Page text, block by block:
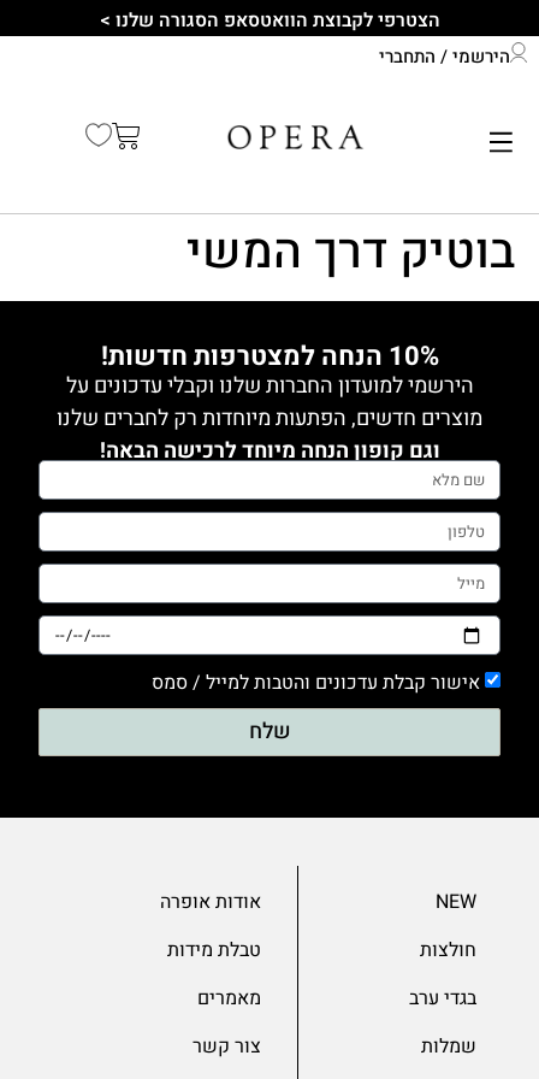
הצטרפי לקבוצת הוואטסאפ הסגורה שלנו >
הירשמי / התחברי
בוטיק דרך המשי
10% הנחה למצטרפות חדשות!
הירשמי למועדון החברות שלנו וקבלי עדכונים על
מוצרים חדשים, הפתעות מיוחדות רק לחברים שלנו
וגם קופון הנחה מיוחד לרכישה הבאה!
אישור קבלת עדכונים והטבות למייל / סמס
שלח
NEW
חולצות
בגדי ערב
שמלות
אודות אופרה
טבלת מידות
מאמרים
צור קשר